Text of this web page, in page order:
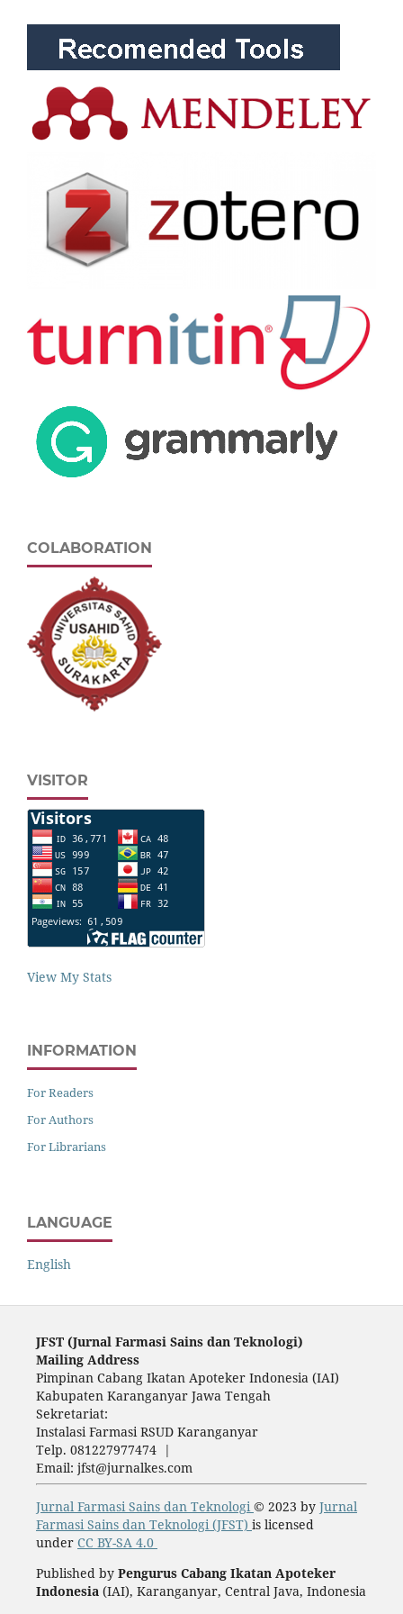
COLABORATION
VISITOR
View My Stats
INFORMATION
For Readers
For Authors
For Librarians
LANGUAGE
English
JFST (Jurnal Farmasi Sains dan Teknologi)
Mailing Address
Pimpinan Cabang Ikatan Apoteker Indonesia (IAI)
Kabupaten Karanganyar Jawa Tengah
Sekretariat:
Instalasi Farmasi RSUD Karanganyar
Telp. 081227977474 |
Email: jfst@jurnalkes.com
Jurnal Farmasi Sains dan Teknologi © 2023 by Jurnal
Farmasi Sains dan Teknologi (JFST) is licensed
under CC BY-SA 4.0
Published by Pengurus Cabang Ikatan Apoteker
Indonesia (IAI), Karanganyar, Central Java, Indonesia